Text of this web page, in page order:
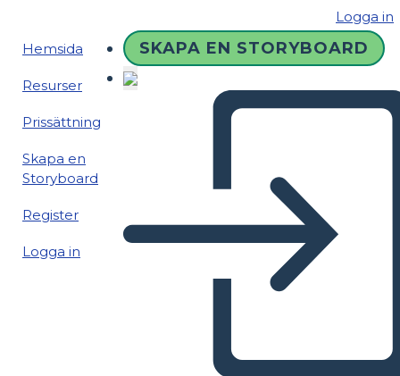
Logga in
Hemsida
Resurser
Prissättning
Skapa en
Storyboard
Register
Logga in
SKAPA EN STORYBOARD